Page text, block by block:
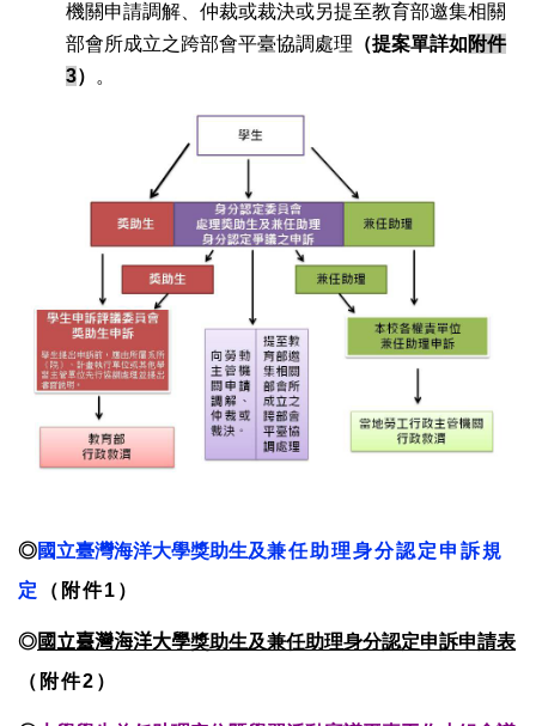
機關申請調解、仲裁或裁決或另提至教育部邀集相關
部會所成立之跨部會平臺協調處理 （提案單詳如附件
3） 。
◎國立臺灣海洋大學獎助生及兼任助理身分認定申訴規
定
（附件1）
◎國立臺灣海洋大學獎助生及兼任助理身分認定申訴申請表
（附件2）